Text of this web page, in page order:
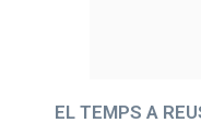
EL TEMPS A